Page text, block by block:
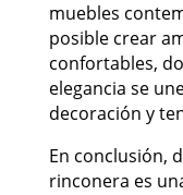
muebles
posible crear
confortables,
elegancia se
decoración y
En conclusión,
rinconera es